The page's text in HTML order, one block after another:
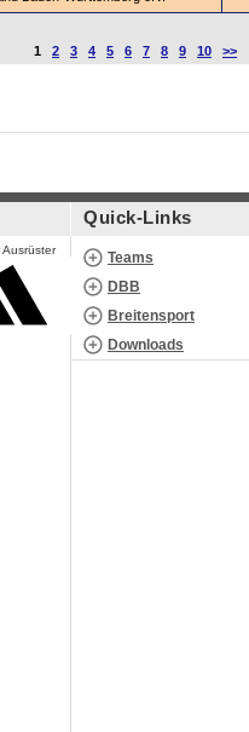
1 2 3 4 5 6 7 8 9 10 >>
Ausrüster
Quick-Links
Teams
DBB
Breitensport
Downloads